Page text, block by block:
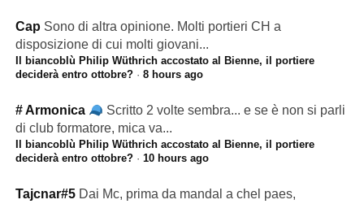
Cap Sono di altra opinione. Molti portieri CH a
disposizione di cui molti giovani...
Il biancoblù Philip Wüthrich accostato al Bienne, il portiere
deciderà entro ottobre?· 8 hours ago
# Armonica
Scritto 2 volte sembra... e se è non si parli
di club formatore, mica va...
Il biancoblù Philip Wüthrich accostato al Bienne, il portiere
deciderà entro ottobre?· 10 hours ago
Tajcnar#5 Dai Mc, prima da mandal a chel paes,